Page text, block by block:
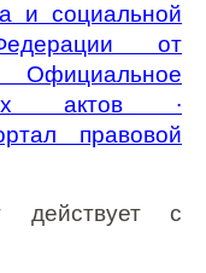
и социальной
от
актов ∙
правовой
действует с